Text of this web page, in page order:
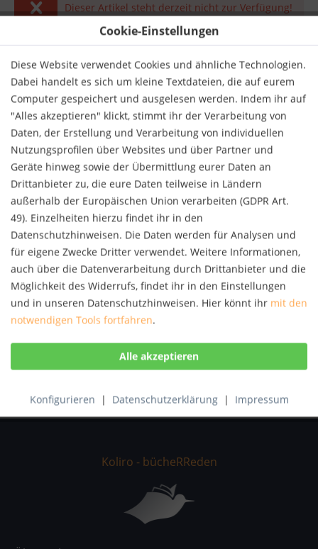
Cookie-Einstellungen
Diese Website verwendet Cookies und ähnliche Technologien.
Dabei handelt es sich um kleine Textdateien, die auf eurem
Computer gespeichert und ausgelesen werden. Indem ihr auf
"Alles akzeptieren" klickt, stimmt ihr der Verarbeitung von
Daten, der Erstellung und Verarbeitung von individuellen
Nutzungsprofilen über Websites und über Partner und
Geräte hinweg sowie der Übermittlung eurer Daten an
Drittanbieter zu, die eure Daten teilweise in Ländern
außerhalb der Europäischen Union verarbeiten (GDPR Art.
49). Einzelheiten hierzu findet ihr in den
Datenschutzhinweisen. Die Daten werden für Analysen und
für eigene Zwecke Dritter verwendet. Weitere Informationen,
auch über die Datenverarbeitung durch Drittanbieter und die
Möglichkeit des Widerrufs, findet ihr in den Einstellungen
und in unseren Datenschutzhinweisen. Hier könnt ihr mit den
notwendigen Tools fortfahren.
Konfigurieren | Datenschutzerklärung | Impressum
Dieser Artikel steht derzeit nicht zur Verfügung!
inkl. MwSt. zzgl. Versandkosten
Derzeit nicht lieferbar.
Merken Bewerten
Verlag:
Hanser
Autor:
Fredrik Sjöberg
Artikel-Nr.:
KNV55202795
ISBN:
9783446250642
Beschreibung
Fredrik Sjöbergs Bücher sind einzig in ihrer Art. Er
erzählt von Menschen mit ausgefallenen...mehr
Bewertungen lesen, schreiben und diskutieren...mehr
Koliro - bücheRReden